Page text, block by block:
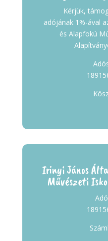
Kérjük,
adójának 1%-ával
és Alapfokú
Irinyi János
Művészeti